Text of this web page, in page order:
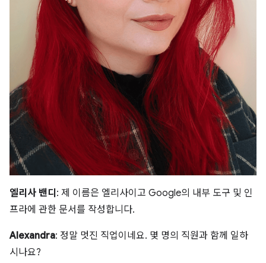
엘리사 밴디 : 제 이름은 엘리사이고 Google의 내부 도구 및 인
프라에 관한 문서를 작성합니다.
Alexandra: 정말 멋진 직업이네요. 몇 명의 직원과 함께 일하
시나요?